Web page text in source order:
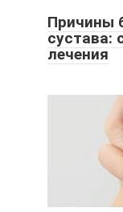
Причины
сустава:
лечения